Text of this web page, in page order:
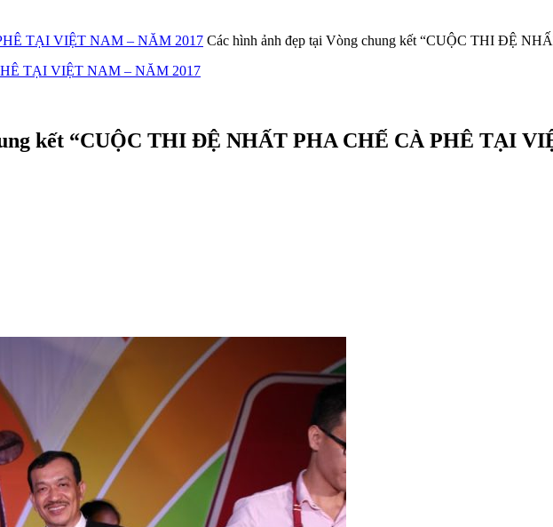
TẠI VIỆT NAM – NĂM 2017 Các hình ảnh đẹp tại Vòng chung kết “CUỘC THI ĐỆ
TẠI VIỆT NAM – NĂM 2017
kết “CUỘC THI ĐỆ NHẤT PHA CHẾ CÀ PHÊ TẠI